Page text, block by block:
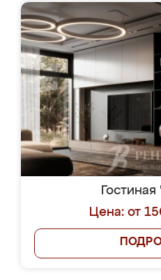
Цена: от